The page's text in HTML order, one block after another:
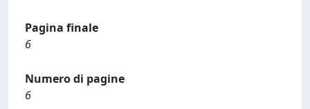
Pagina finale
6
Numero di pagine
6